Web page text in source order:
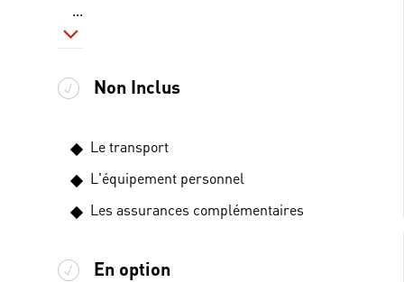
...
Non Inclus
Le transport
L'équipement personnel
Les assurances complémentaires
En option